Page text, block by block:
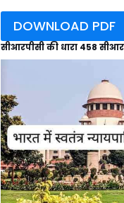
DOWNLOAD PDF
सीआरपीसी की धारा 458